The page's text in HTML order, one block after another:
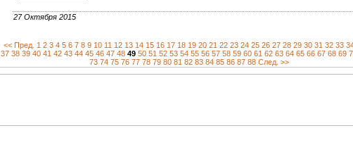
27 Октября 2015
<< Пред. 1 2 3 4 5 6 7 8 9 10 11 12 13 14 15 16 17 18 19 20 21 22 23 24 25 26 27 28 29 30 31 32 33
37 38 39 40 41 42 43 44 45 46 47 48 49 50 51 52 53 54 55 56 57 58 59 60 61 62 63 64 65 66 67 68 69
73 74 75 76 77 78 79 80 81 82 83 84 85 86 87 88 След. >>